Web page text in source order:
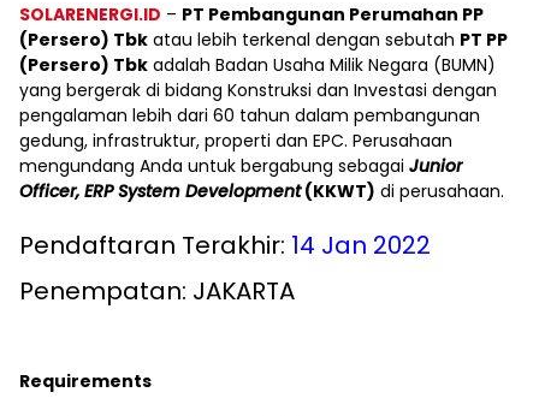
SOLARENERGI.ID – PT Pembangunan Perumahan PP
(Persero) Tbk atau lebih terkenal dengan sebutah PT PP
(Persero) Tbk adalah Badan Usaha Milik Negara (BUMN)
yang bergerak di bidang Konstruksi dan Investasi dengan
pengalaman lebih dari 60 tahun dalam pembangunan
gedung, infrastruktur, properti dan EPC. Perusahaan
mengundang Anda untuk bergabung sebagai Junior
Officer, ERP System Development(KKWT) di perusahaan.
Pendaftaran Terakhir: 14 Jan 2022
Penempatan: JAKARTA
Requirements